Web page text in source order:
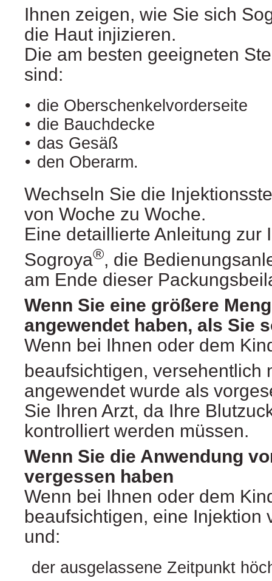
Ihnen zeigen, wie Sie sich
die Haut injizieren.
Die am besten geeigneten
sind:
• die Oberschenkelvorderseite
• die Bauchdecke
• das Gesäß
• den Oberarm.
Wechseln Sie die
von Woche zu Woche.
Eine detaillierte Anleitung zur
Sogroya®, die
am Ende dieser
Wenn Sie eine größere
angewendet haben, als Sie
Wenn bei Ihnen oder dem
beaufsichtigen, versehentlich
angewendet wurde als
Sie Ihren Arzt, da Ihre
kontrolliert werden müssen.
Wenn Sie die Anwendung
vergessen haben
Wenn bei Ihnen oder dem
beaufsichtigen, eine Injektion
und:
der ausgelassene Zeitpunkt